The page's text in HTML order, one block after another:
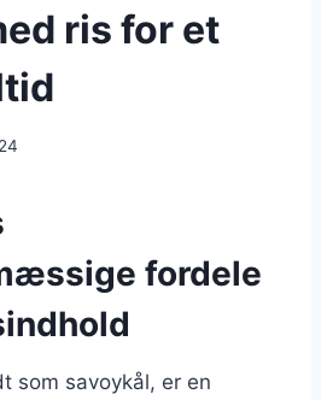
ris for et
fordele
som savoykål, er en